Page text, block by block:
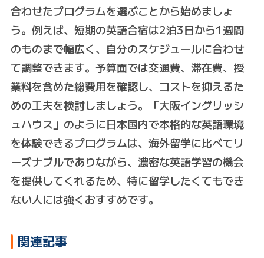
合わせたプログラムを選ぶことから始めましょ
う。例えば、短期の英語合宿は2泊3日から1週間
のものまで幅広く、自分のスケジュールに合わせ
て調整できます。予算面では交通費、滞在費、授
業料を含めた総費用を確認し、コストを抑えるた
めの工夫を検討しましょう。「大阪イングリッシ
ュハウス」のように日本国内で本格的な英語環境
を体験できるプログラムは、海外留学に比べてリ
ーズナブルでありながら、濃密な英語学習の機会
を提供してくれるため、特に留学したくてもでき
ない人には強くおすすめです。
関連記事